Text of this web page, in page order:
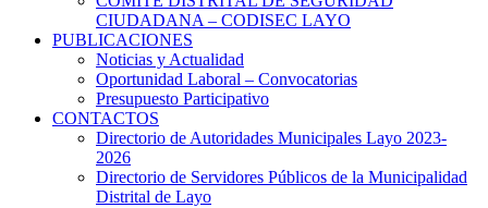
CIUDADANA – CODISEC LAYO
PUBLICACIONES
Noticias y Actualidad
Oportunidad Laboral – Convocatorias
Presupuesto Participativo
CONTACTOS
Directorio de Autoridades Municipales Layo 2023-
2026
Directorio de Servidores Públicos de la Municipalidad
Distrital de Layo